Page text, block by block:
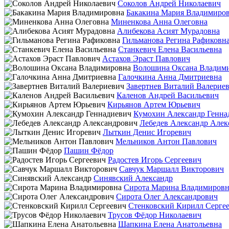
Соколов Андрей Николаевич
Бакакина Мария
Миненкова Анна Олеговна
Алибекова Асият Мурадовна
Гильманова Регина Рафиковна
Станкевич Елена Васильевна
Астахов Эраст Павлович
Волошина Оксана
Галочкина Анна Дмитриевна
Завертнев Виталий
Каленов Андрей Васильевич
Кирьянов Артем Юрьевич
Кумохин Александр
Лебедев Александр
Лыткин Денис Игоревич
Мельников Антон Павлович
Пашин Фёдор
Радостев Игорь Сергеевич
Савчук Маршалл Викторович
Синявский Александр
Сирота Марина
Сирота Олег Александрович
Стенковский Кирилл
Трусов Фёдор Николаевич
Шапкина Елена Анатольевна